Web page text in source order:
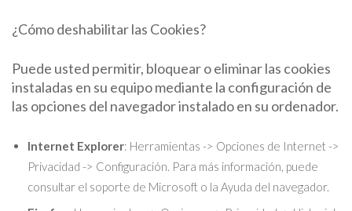
¿Cómo deshabilitar las Cookies?
Puede usted permitir, bloquear o eliminar las cookies
instaladas en su equipo mediante la configuración de
las opciones del navegador instalado en su ordenador.
Internet Explorer: Herramientas -> Opciones de Internet ->
Privacidad -> Configuración. Para más información, puede
consultar el soporte de Microsoft o la Ayuda del navegador.